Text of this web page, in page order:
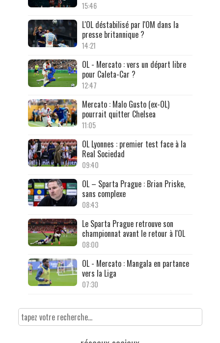
15:46
L'OL déstabilisé par l'OM dans la
presse britannique ?
14:21
OL - Mercato : vers un départ libre
pour Caleta-Car ?
12:47
Mercato : Malo Gusto (ex-OL)
pourrait quitter Chelsea
11:05
OL Lyonnes : premier test face à la
Real Sociedad
09:40
OL – Sparta Prague : Brian Priske,
sans complexe
08:43
Le Sparta Prague retrouve son
championnat avant le retour à l'OL
08:00
OL - Mercato : Mangala en partance
vers la Liga
07:30